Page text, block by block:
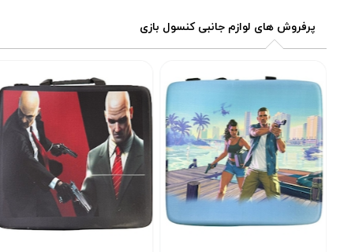
۱,۱۰۰,۰۰۰
تومان
تومان
پرفروش های لوازم جانبی کنسول بازی